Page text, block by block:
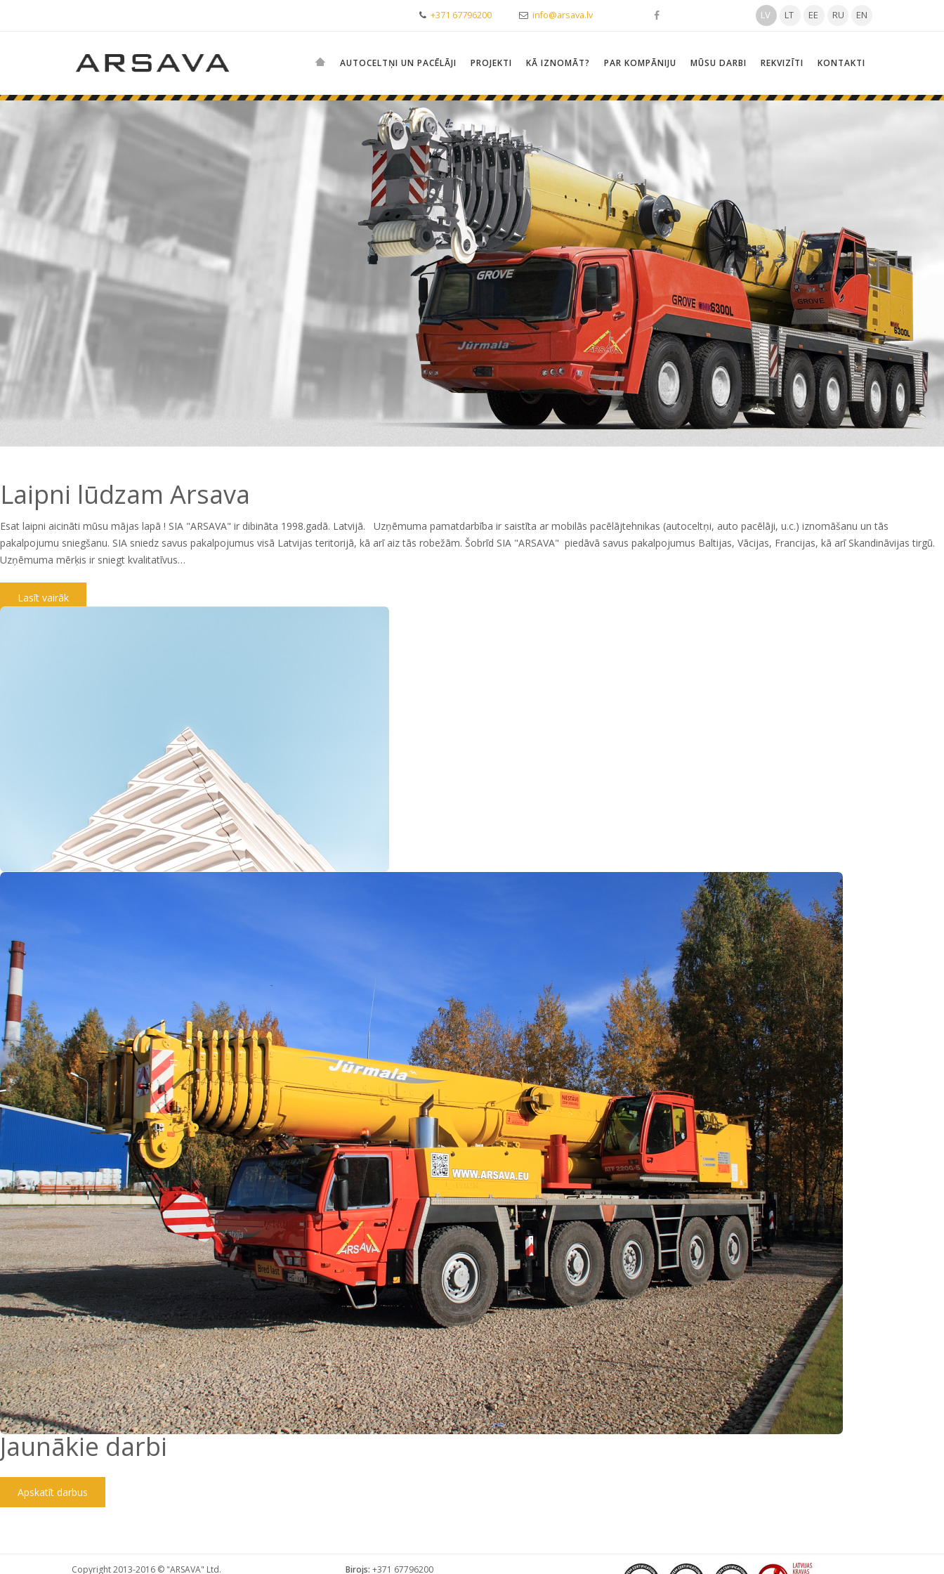
+371 67796200 info@arsava.lv LV LT EE RU EN
AUTOCELTŅI UN PACĒLĀJI PROJEKTI KĀ IZNOMĀT? PAR KOMPĀNIJU MŪSU DARBI REKVIZĪTI KONTAKTI
Laipni lūdzam Arsava
Esat laipni aicināti mūsu mājas lapā ! SIA "ARSAVA" ir dibināta 1998.gadā. Latvijā. Uzņēmuma pamatdarbība ir saistīta ar mobilās pacēlājtehnikas (autoceltņi, auto pacēlāji, u.c.) iznomāšanu un tās
pakalpojumu sniegšanu. SIA sniedz savus pakalpojumus visā Latvijas teritorijā, kā arī aiz tās robežām. Šobrīd SIA "ARSAVA" piedāvā savus pakalpojumus Baltijas, Vācijas, Francijas, kā arī Skandināvijas tirgū.
Uzņēmuma mērķis ir sniegt kvalitatīvus…
Lasīt vairāk
Jaunākie darbi
Apskatīt darbus
Copyright 2013-2016 © "ARSAVA" Ltd. Birojs: +371 67796200